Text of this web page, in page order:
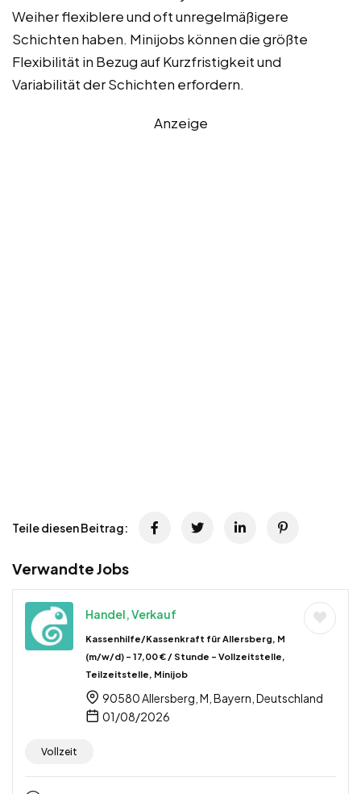
Weiher flexiblere und oft unregelmäßigere
Schichten haben. Minijobs können die größte
Flexibilität in Bezug auf Kurzfristigkeit und
Variabilität der Schichten erfordern.
Anzeige
Teile diesen Beitrag:
Verwandte Jobs
Handel, Verkauf
Kassenhilfe/Kassenkraft für Allersberg, M
(m/w/d) – 17,00 € / Stunde – Vollzeitstelle,
Teilzeitstelle, Minijob
90580 Allersberg, M, Bayern, Deutschland
01/08/2026
Vollzeit